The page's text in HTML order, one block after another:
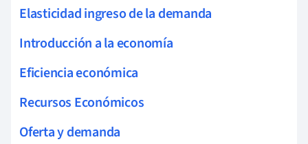
Elasticidad ingreso de la demanda
Introducción a la economía
Eficiencia económica
Recursos Económicos
Oferta y demanda